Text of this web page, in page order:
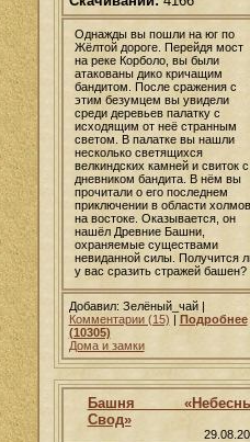
Однажды вы пошли на юг по
Жёлтой дороге. Перейдя мост
на реке Корболо, вы были
атакованы дико кричащим
бандитом. После сражения с
этим безумцем вы увидели
среди деревьев палатку с
исходящим от неё странным
светом. В палатке вы нашли
несколько светящихся
велкиндских камней и свиток с
дневником бандита. В нём вы
прочитали о его последнем
приключении в области холмов
на востоке. Оказывается, он
нашёл Древние Башни,
охраняемые существами
невиданной силы. Получится
у вас сразить стражей башен?
Добавил: Зелёный_чай |
Комментарии (15) | Подробнее
(10305)
Дома и замки
Башня
Свод»